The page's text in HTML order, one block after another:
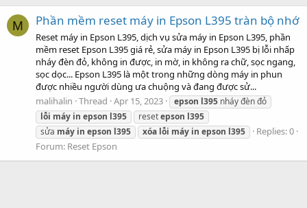
M Phần mềm reset máy in Epson L395 tràn bộ nhớ
Reset máy in Epson L395, dịch vụ sửa máy in Epson L395, phần
mềm reset Epson L395 giá rẻ, sửa máy in Epson L395 bị lỗi nhấp
nháy đèn đỏ, không in được, in mờ, in không ra chữ, sọc ngang,
sọc dọc... Epson L395 là một trong những dòng máy in phun
được nhiều người dùng ưa chuộng và đang được sử...
malihalin Thread Apr 15, 2023 epson l395 nháy đèn đỏ
lỗi máy in epson l395 resetepson l395
sửa máy in epson l395 xóa lỗi máy in epson l395
Replies: 0
Forum: Reset Epson